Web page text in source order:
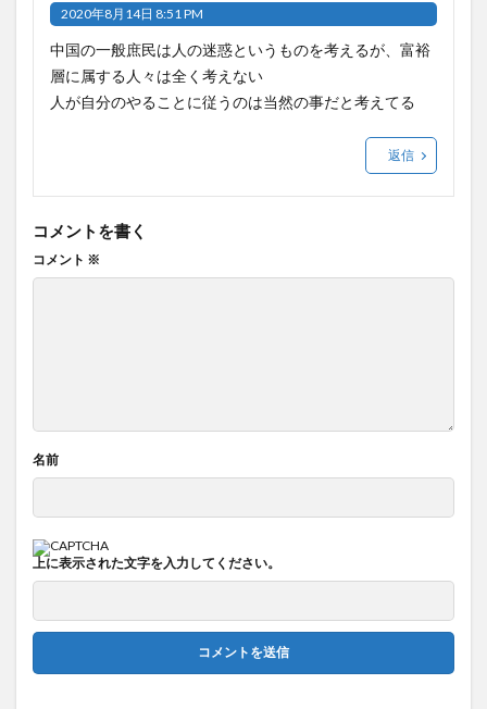
2020年8月14日 8:51 PM
中国の一般庶民は人の迷惑というものを考えるが、富裕
層に属する人々は全く考えない
人が自分のやることに従うのは当然の事だと考えてる
返信
コメントを書く
コメント ※
名前
上に表示された文字を入力してください。